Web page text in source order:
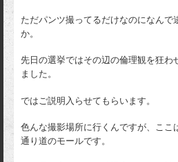
ただパンツ撮ってるだけなのになんで
か。
先日の選挙ではその辺の倫理観を狂わ
ました。
ではご説明入らせてもらいます。
色んな撮影場所に行くんですが、ここ
通り道のモールです。